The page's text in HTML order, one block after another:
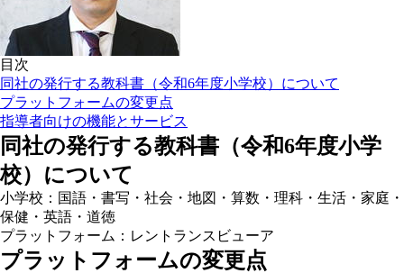
目次
同社の発行する教科書（令和6年度小学校）について
プラットフォームの変更点
指導者向けの機能とサービス
同社の発行する教科書（令和6年度小学
校）について
小学校：国語・書写・社会・地図・算数・理科・生活・家庭・
保健・英語・道徳
プラットフォーム：レントランスビューア
プラットフォームの変更点